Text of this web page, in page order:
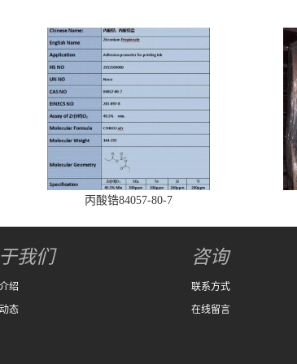
丙酸锆84057-80-7
我们
绍
态
咨询
联系方式
在线留言